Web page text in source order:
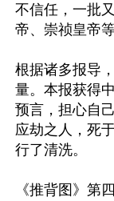
不信任，一批
帝、崇祯皇帝等
根据诸多报导
量。本报获得
预言，担心自
应劫之人，死
行了清洗。
《推背图》第